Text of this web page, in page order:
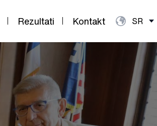
Rezultati Kontakt SR